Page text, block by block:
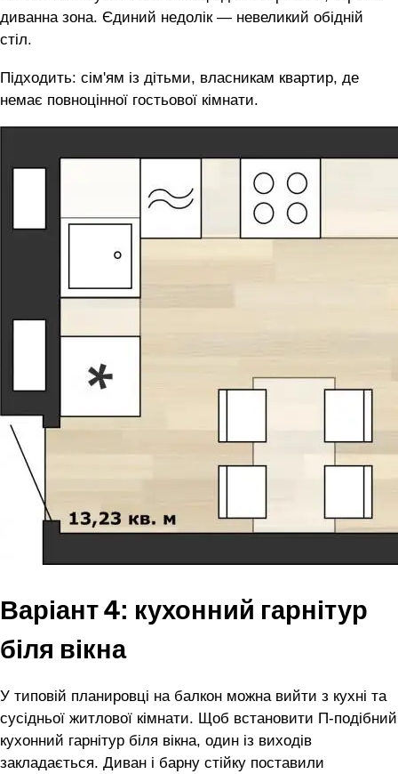
диванна зона. Єдиний недолік — невеликий обідній
стіл.
Підходить: сім'ям із дітьми, власникам квартир, де
немає повноцінної гостьової кімнати.
Варіант 4: кухонний гарнітур
біля вікна
У типовій планировці на балкон можна вийти з кухні та
сусідньої житлової кімнати. Щоб встановити П-подібний
кухонний гарнітур біля вікна, один із виходів
закладається. Диван і барну стійку поставили